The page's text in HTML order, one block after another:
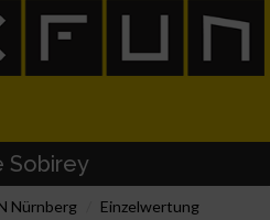
Sobirey
Nürnberg
Einzelwertung